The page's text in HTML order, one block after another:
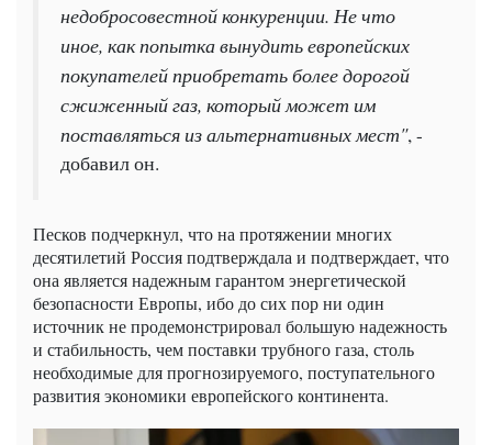
недобросовестной конкуренции. Не что
иное, как попытка вынудить европейских
покупателей приобретать более дорогой
сжиженный газ, который может им
поставляться из альтернативных мест", -
добавил он.
Песков подчеркнул, что на протяжении многих
десятилетий Россия подтверждала и подтверждает, что
она является надежным гарантом энергетической
безопасности Европы, ибо до сих пор ни один
источник не продемонстрировал большую надежность
и стабильность, чем поставки трубного газа, столь
необходимые для прогнозируемого, поступательного
развития экономики европейского континента.